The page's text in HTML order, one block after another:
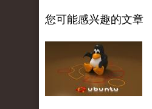
您可能感兴趣的文章